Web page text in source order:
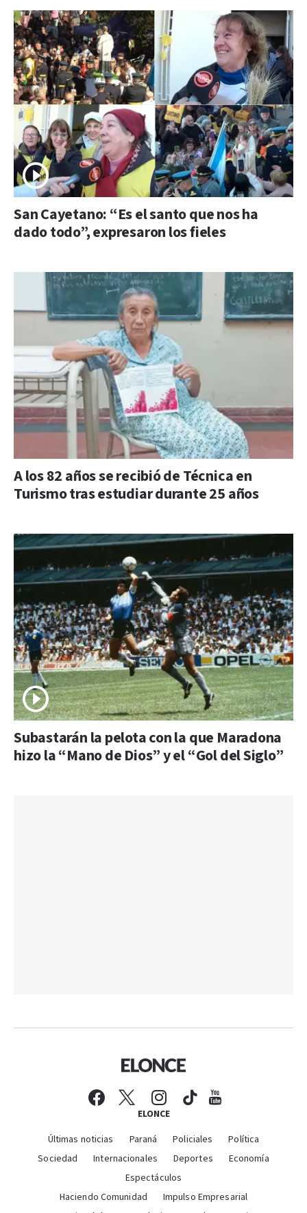
San Cayetano: “Es el santo que nos ha
dado todo”, expresaron los fieles
A los 82 años se recibió de Técnica en
Turismo tras estudiar durante 25 años
Subastarán la pelota con la que Maradona
hizo la “Mano de Dios” y el “Gol del Siglo”
ELONCE
Últimas noticias Paraná Policiales
Política
Sociedad
Internacionales Deportes
Economía
Espectáculos
Haciendo Comunidad
Impulso Empresarial